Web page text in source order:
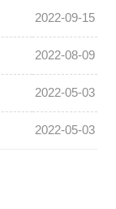
2022-09-15
2022-08-09
2022-05-03
2022-05-03